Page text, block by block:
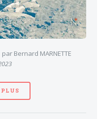
Bernard MARNETTE
PLUS